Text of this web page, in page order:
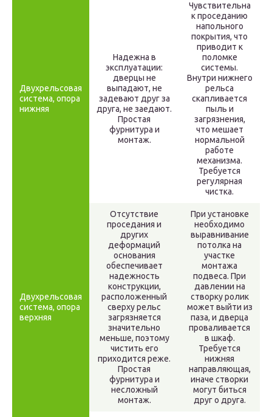
Двухрельсовая
система, опора
нижняя
Надежна в
эксплуатации:
дверцы не
выпадают, не
задевают друг за
друга, не заедают.
Простая
фурнитура и
монтаж.
Чувствительна
к проседанию
напольного
покрытия, что
приводит к
поломке
системы.
Внутри нижнего
рельса
скапливается
пыль и
загрязнения,
что мешает
нормальной
работе
механизма.
Требуется
регулярная
чистка.
Двухрельсовая
система, опора
верхняя
Отсутствие
проседания и
других
деформаций
основания
обеспечивает
надежность
конструкции,
расположенный
сверху рельс
загрязняется
значительно
меньше, поэтому
чистить его
приходится реже.
Простая
фурнитура и
несложный
монтаж.
При установке
необходимо
выравнивание
потолка на
участке
монтажа
подвеса. При
давлении на
створку ролик
может выйти из
паза, и дверца
проваливается
в шкаф.
Требуется
нижняя
направляющая,
иначе створки
могут биться
друг о друга.